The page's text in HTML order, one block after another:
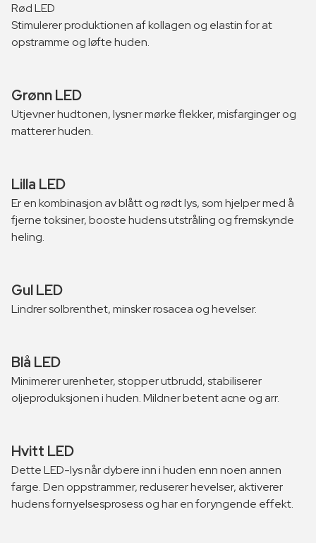
Rød LED
Stimulerer produktionen af kollagen og elastin for at
opstramme og løfte huden.
Grønn LED
Utjevner hudtonen, lysner mørke flekker, misfarginger og
matterer huden.
Lilla LED
Er en kombinasjon av blått og rødt lys, som hjelper med å
fjerne toksiner, booste hudens utstråling og fremskynde
heling.
Gul LED
Lindrer solbrenthet, minsker rosacea og hevelser.
Blå LED
Minimerer urenheter, stopper utbrudd, stabiliserer
oljeproduksjonen i huden. Mildner betent acne og arr.
Hvitt LED
Dette LED-lys når dybere inn i huden enn noen annen
farge. Den oppstrammer, reduserer hevelser, aktiverer
hudens fornyelsesprosess og har en foryngende effekt.